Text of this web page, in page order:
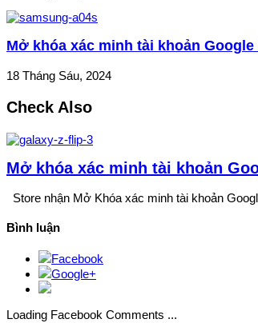
Mở khóa xác minh tài khoản
18 Tháng Sáu, 2024
Check Also
Mở khóa xác minh tài khoản
Store nhận Mở Khóa xác minh tài khoản
Bình luận
Facebook
Google+
Loading Facebook Comments ...